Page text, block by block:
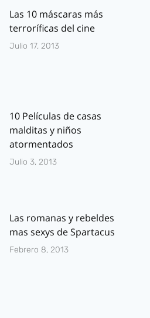
Las 10 máscaras más
terroríficas del cine
Julio 17, 2013
10 Películas de casas
malditas y niños
atormentados
Julio 3, 2013
Las romanas y rebeldes
mas sexys de Spartacus
Febrero 8, 2013